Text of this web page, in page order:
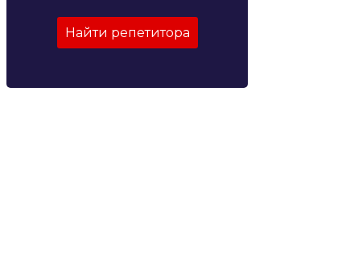
Найти репетитора